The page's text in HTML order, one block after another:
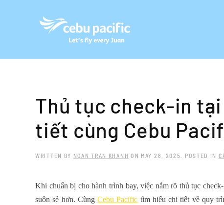
Skip to main content
Thủ tục check-in tại
tiết cùng Cebu
WRITTEN BY NGAN TRAN KHANH ON MAY 28, 2025 . POSTED IN
Khi chuẩn bị cho hành trình bay, việc nắm rõ thủ tục
suôn sẻ hơn. CùngCebu Pacific tìm hiểu chi tiết về quy